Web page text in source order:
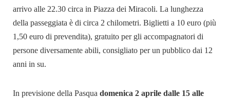
arrivo alle 22.30 circa in Piazza dei Miracoli. La lunghezza
della passeggiata è di circa 2 chilometri. Biglietti a 10 euro (più
1,50 euro di prevendita), gratuito per gli accompagnatori di
persone diversamente abili, consigliato per un pubblico dai 12
anni in su.
In previsione della Pasqua domenica 2 aprile dalle 15 alle